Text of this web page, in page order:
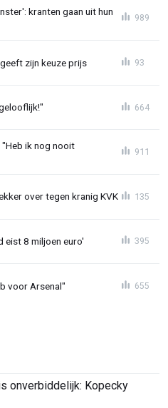
kranten gaan uit hun
989
zijn keuze prijs 93
664
"Heb ik nog nooit
911
over tegen kranig KVK 135
eist 8 miljoen euro' 395
voor Arsenal" 655
onverbiddelijk: Kopecky